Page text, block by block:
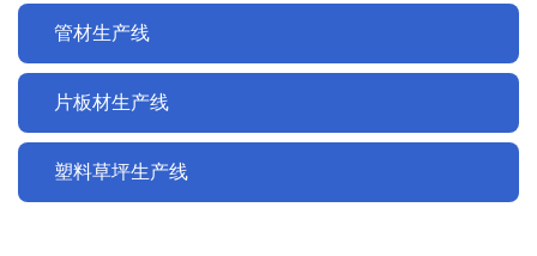
管材生产线
片板材生产线
塑料草坪生产线